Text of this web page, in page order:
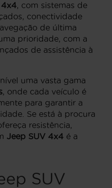
4x4, com sistemas de
conectividade
de última
prioridade, com a
de assistência à
uma vasta gama
, onde cada veículo é
para garantir a
Se está à procura
resistência,
Jeep SUV 4x4 é a
SUV